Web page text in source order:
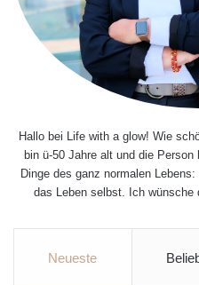
Hallo bei Life with a glow! Wie
bin ü-50 Jahre alt und die
Dinge des ganz normalen
das Leben selbst. Ich wünsche
Neueste